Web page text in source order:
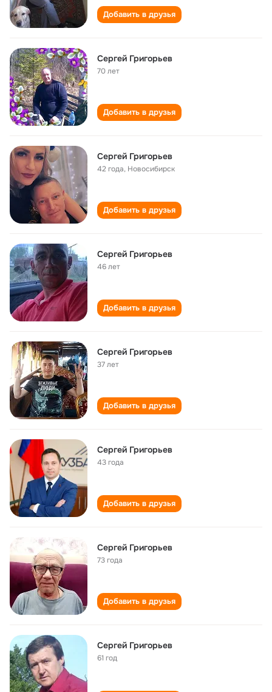
Добавить в друзья
Сергей Григорьев
70 лет
Добавить в друзья
Сергей Григорьев
42 года, Новосибирск
Добавить в друзья
Сергей Григорьев
46 лет
Добавить в друзья
Сергей Григорьев
37 лет
Добавить в друзья
Сергей Григорьев
43 года
Добавить в друзья
Сергей Григорьев
73 года
Добавить в друзья
Сергей Григорьев
61 год